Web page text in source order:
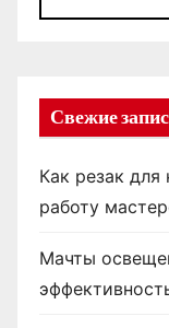
Свежие
Как резак
работу
Мачты